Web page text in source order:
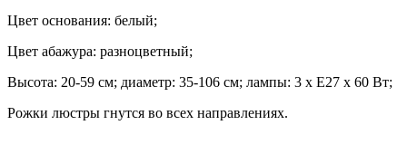
Цвет основания: белый;
Цвет абажура: разноцветный;
Высота: 20-59 см; диаметр: 35-106 см; лампы: 3 х Е27 х 60 Вт;
Рожки люстры гнутся во всех направлениях.